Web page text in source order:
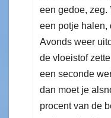
een gedoe, zeg.
een potje halen,
Avonds weer
de vloeistof
een seconde
dan moet je
procent van de